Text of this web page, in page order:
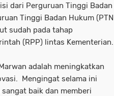
dari Perguruan Tinggi Badan
Tinggi Badan Hukum (PTN
sudah pada tahap
(RPP) lintas Kementerian.
adalah meningkatkan
Mengingat selama ini
baik dan memberi